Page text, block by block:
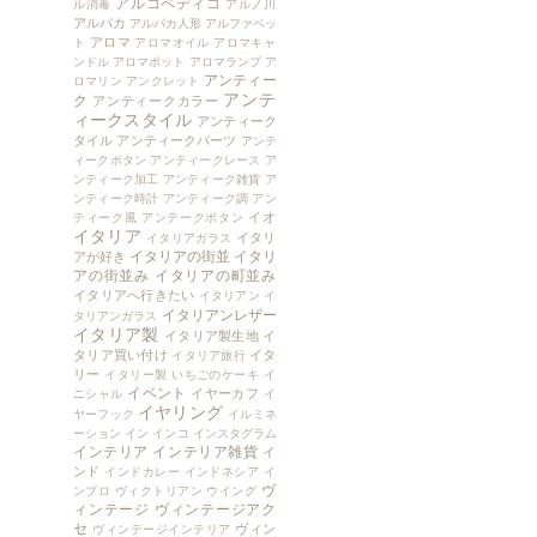
ル消毒 アルコペディコ アルノ川
アルパカ アルパカ人形 アルファベッ
ト
アロマ アロマオイル アロマキャ
ンドル アロマポット アロマランプ ア
ロマリン アンクレット
アンティー
ク アンティークカラー アンテ
ィークスタイル アンティーク
タイル アンティークパーツ アンテ
ィークボタン アンティークレース
ア
ンティーク加工 アンティーク雑貨 ア
ンティーク時計 アンティーク調 アン
ティーク風
アンテークボタン イオ
イタリア イタリアガラス
イタリ
アが好き イタリアの街並 イタリ
アの街並み イタリアの町並み
イタリアへ行きたい イタリアン イ
タリアンガラス
イタリアンレザー
イタリア製 イタリア製生地 イ
タリア買い付け イタリア旅行 イタ
リー イタリー製 いちごのケーキ イ
ニシャル イベント イヤーカフ イ
ヤーフック イヤリング イルミネ
ーション イン インコ インスタグラム
インテリア インテリア雑貨 イ
ンド インドカレー インドネシア イ
ンプロ
ヴィクトリアン ウイング ヴ
ィンテージ ヴィンテージアク
セ ヴィンテージインテリア ヴィン